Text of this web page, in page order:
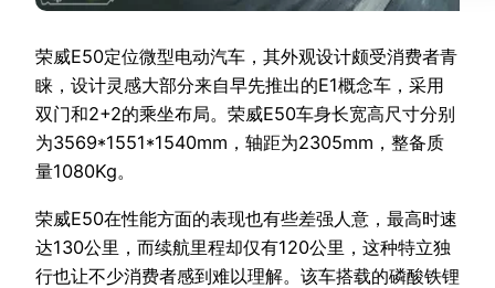
荣威E50定位微型电动汽车，其外观设计颇受消费者青
睐，设计灵感大部分来自早先推出的E1概念车，采用
双门和2+2的乘坐布局。荣威E50车身长宽高尺寸分别
为3569*1551*1540mm，轴距为2305mm，整备质
量1080Kg。
荣威E50在性能方面的表现也有些差强人意，最高时速
达130公里，而续航里程却仅有120公里，这种特立独
行也让不少消费者感到难以理解。该车搭载的磷酸铁锂